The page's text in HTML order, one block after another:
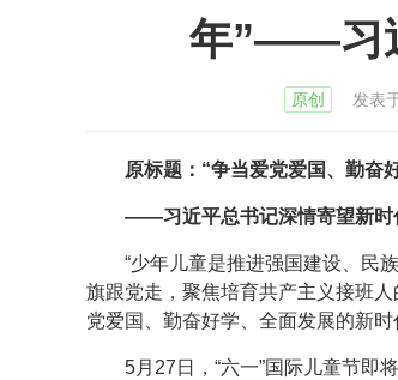
年”——习
原创 发表
原标题： “争当爱党爱国、勤奋
——习近平总书记深情寄望新时
“少年儿童是推进强国建设、民
旗跟党走，聚焦培育共产主义接班
党爱国、勤奋好学、全面发展的新时
5月27日，“六一”国际儿童节即